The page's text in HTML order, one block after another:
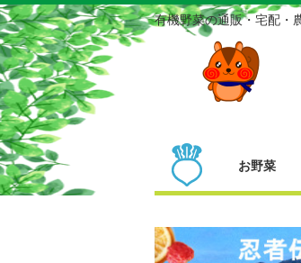
有機野菜の通販・宅配・
お野菜